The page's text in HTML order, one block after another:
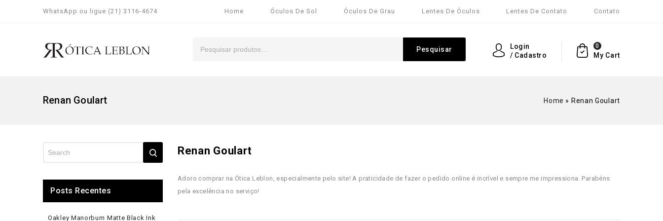
WhatsApp ou ligue (21) 3116-4674 Home Óculos De Sol Óculos De Grau Lentes De Óculos Lentes De Contato Contato
0
My Cart
Login
/ Cadastro
Pesquisar
Renan Goulart Home » Renan Goulart
Renan Goulart
Adoro comprar na Ótica Leblon, especialmente pelo site! A praticidade de fazer o pedido online é incrível e sempre me impressiona. Parabéns
pela excelência no serviço!
Posts Recentes
Oakley Manorburn Matte Black Ink